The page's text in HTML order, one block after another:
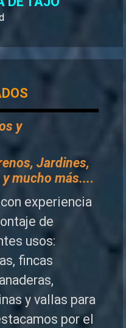
y
Jardines,
mucho más....
experiencia
de
usos:
fincas
y vallas para
por el